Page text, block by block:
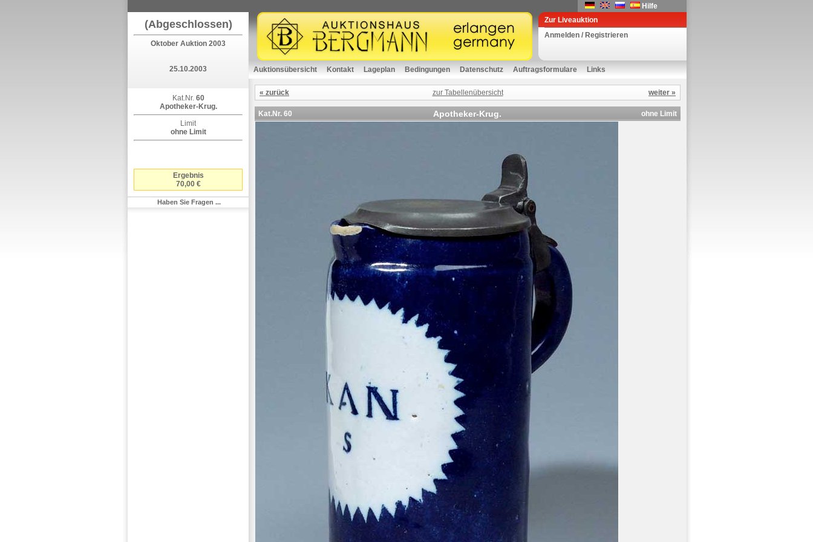
Hilfe
(Abgeschlossen)
Oktober Auktion 2003
25.10.2003
Kat.Nr. 60
Apotheker-Krug.
Limit
ohne Limit
Ergebnis
70,00 €
Haben Sie Fragen ...
Zur Liveauktion
Anmelden / Registrieren
Auktionsübersicht Kontakt Lageplan Bedingungen Datenschutz Auftragsformulare Links
« zurück zur Tabellenübersicht weiter »
Kat.Nr. 60 Apotheker-Krug. ohne Limit